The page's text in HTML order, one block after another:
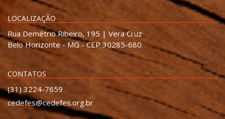
LOCALIZAÇÃO
Rua Demétrio Ribeiro, 195 | Vera Cruz
Belo Horizonte - MG - CEP 30285-680
CONTATOS
(31) 3224-7659
cedefes@cedefes.org.br